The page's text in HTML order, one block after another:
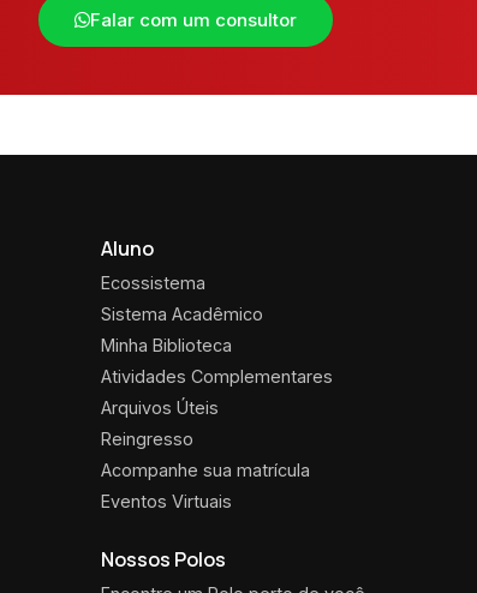
Falar com um consultor
Aluno
Ecossistema
Sistema Acadêmico
Minha Biblioteca
Atividades Complementares
Arquivos Úteis
Reingresso
Acompanhe sua matrícula
Eventos Virtuais
Nossos Polos